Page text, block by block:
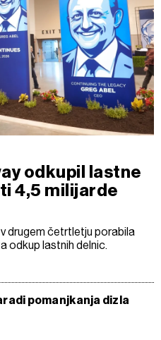
odkupil lastne
4,5 milijarde
drugem četrtletju porabila
odkup lastnih delnic.
pomanjkanja dizla